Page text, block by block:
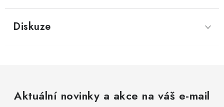
Diskuze
Aktuální novinky a akce na váš e-mail